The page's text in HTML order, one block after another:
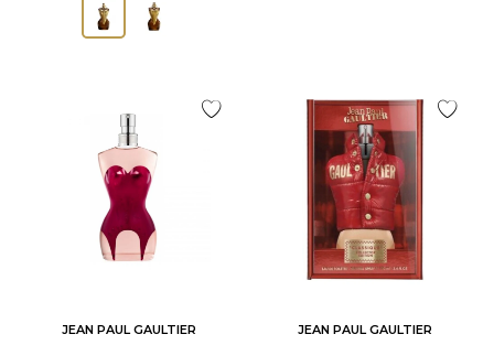
JEAN PAUL GAULTIER JEAN PAUL GAULTIER